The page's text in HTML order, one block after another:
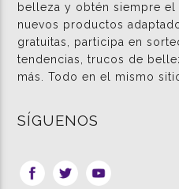
belleza y obtén siempre
nuevos productos
gratuitas, participa en
tendencias, trucos de
más. Todo en el mismo
SÍGUENOS